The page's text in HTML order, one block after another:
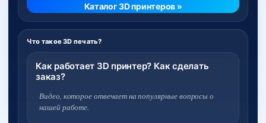
Каталог 3D принтеров »
Что такое 3D печать?
Как работает 3D принтер? Как сделать
заказ?
Видео, которое отвечает на популярные вопросы о
нашей работе.